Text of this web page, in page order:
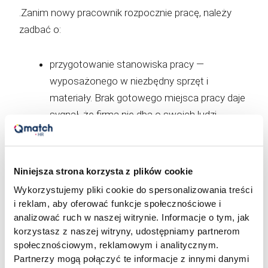
Niniejsza strona korzysta z plików cookie
Wykorzystujemy pliki cookie do spersonalizowania treści
i reklam, aby oferować funkcje społecznościowe i
analizować ruch w naszej witrynie. Informacje o tym, jak
korzystasz z naszej witryny, udostępniamy partnerom
społecznościowym, reklamowym i analitycznym.
Partnerzy mogą połączyć te informacje z innymi danymi
.Zanim nowy pracownik rozpocznie pracę, należy
zadbać o:
przygotowanie stanowiska pracy —
wyposażonego w niezbędny sprzęt i
materiały. Brak gotowego miejsca pracy daje
sygnał, że firma nie dba o swoich ludzi
dostępy do systemów i narzędzi — e-mail,
systemy CRM, ERP, programy
przekazanie materiałów informacyjnych — w
formie e-maila lub na platformie, dzięki czemu
nowy pracownik może zacząć zapoznawać